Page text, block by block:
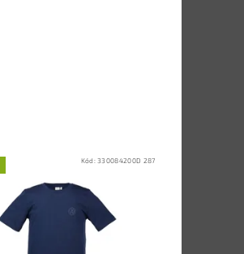
Kód:330084200D 287